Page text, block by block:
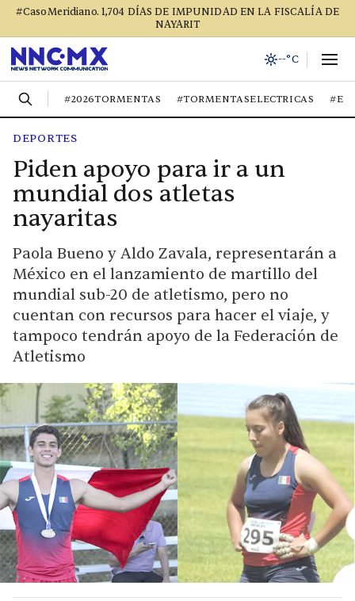
#CasoMeridiano. 1,704 DÍAS DE IMPUNIDAD EN LA FISCALÍA DE
NAYARIT
--°C
#2026TORMENTAS #TORMENTASELECTRICAS
DEPORTES
Piden apoyo para ir a un
mundial dos atletas
nayaritas
Paola Bueno y Aldo Zavala, representarán a
México en el lanzamiento de martillo del
mundial sub-20 de atletismo, pero no
cuentan con recursos para hacer el viaje, y
tampoco tendrán apoyo de la Federación de
Atletismo